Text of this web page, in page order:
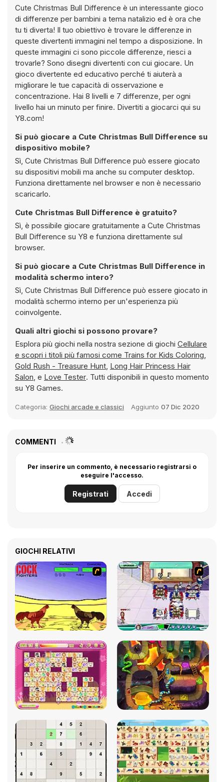
Cute Christmas Bull Difference è un interessante gioco
di differenze per bambini a tema natalizio ed è ora che
tu ti diverta! Il tuo obiettivo è trovare le differenze in
queste divertenti immagini nel tempo a disposizione. In
queste immagini ci sono piccole differenze, riesci a
trovarle? Sono disegni divertenti con cui giocare. Un
gioco divertente ed educativo perché ti aiuterà a
migliorare le tue capacità di osservazione e
concentrazione. Hai 8 livelli e 7 differenze, per ogni
livello hai un minuto per finire. Divertiti a giocarci qui su
Y8.com!
Si può giocare a Cute Christmas Bull Difference su
dispositivo mobile?
Sì, Cute Christmas Bull Difference può essere giocato
su dispositivi mobili ma anche su computer desktop.
Funziona direttamente nel browser e non è necessario
scaricarlo.
Cute Christmas Bull Difference è gratuito?
Sì, è possibile giocare gratuitamente a Cute Christmas
Bull Difference su Y8 e funziona direttamente sul
browser.
Si può giocare a Cute Christmas Bull Difference in
modalità schermo intero?
Sì, Cute Christmas Bull Difference può essere giocato in
modalità schermo interno per un'esperienza più
coinvolgente.
Quali altri giochi si possono provare?
Esplora più giochi nella nostra sezione di giochi Cellulare
e scopri i titoli più famosi come Trains for Kids Coloring,
Gold Rush - Treasure Hunt, Long Hair Princess Hair
Salon, e Love Tester. Tutti disponibili in questo momento
su Y8 Games.
Categoria: Giochi arcade e classici Aggiunto 07 Dic 2020
COMMENTI
Per inserire un commento, è necessario registrarsi o
eseguire l'accesso.
Registrati Accedi
GIOCHI RELATIVI